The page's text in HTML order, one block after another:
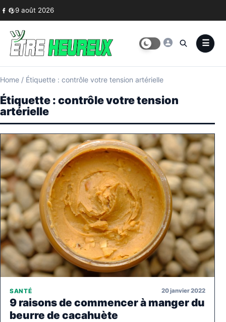
Skip to content
9 août 2026
Home / Étiquette : contrôle votre tension artérielle
Étiquette :contrôle votre tension
artérielle
SANTÉ 20 janvier 2022
9 raisons de commencer à manger du
beurre de cacahuète